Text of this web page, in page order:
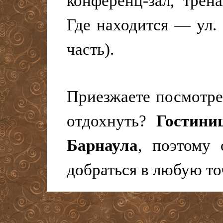
Где находится — ул.
часть).
Приезжаете
отдохнуть?
Барнаула, поэтому
добраться в любую
.